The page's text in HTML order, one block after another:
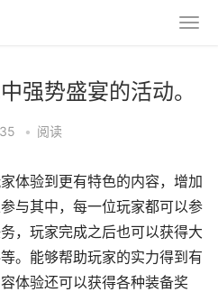
强势盛宴的活动。
• 阅读
验到更有特色的内容，增加
与其中，每一位玩家都可以参
，玩家完成之后也可以获得大
。能够帮助玩家的实力得到有
体验还可以获得各种装备奖